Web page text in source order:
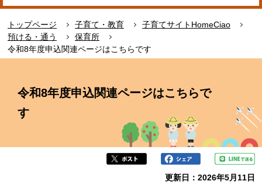
トップページ 子育て・教育
子育てサイトHomeCiao
預ける・通う
保育所
令和8年度申込関連ページはこちらです
令和8年度申込関連ページはこちらで
す
更新日：2026年5月11日